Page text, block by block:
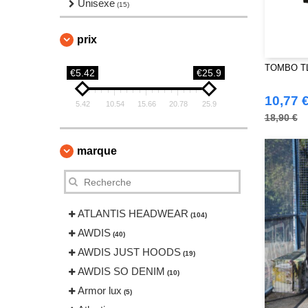
Unisexe (15)
prix
€5.42 €25.9
5.42 10.54 15.66 20.78 25.9
marque
ATLANTIS HEADWEAR (104)
AWDIS (40)
AWDIS JUST HOODS (19)
AWDIS SO DENIM (10)
Armor lux (5)
TOMBO
10,77
18,90 €